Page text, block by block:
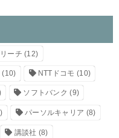
ーチ (12)
(10) NTTドコモ (10)
ソフトバンク (9)
パーソルキャリア (8)
講談社 (8)